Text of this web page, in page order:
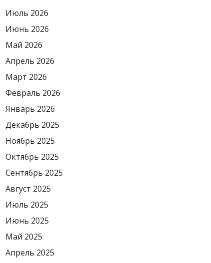
Июль 2026
Июнь 2026
Май 2026
Апрель 2026
Март 2026
Февраль 2026
Январь 2026
Декабрь 2025
Ноябрь 2025
Октябрь 2025
Сентябрь 2025
Август 2025
Июль 2025
Июнь 2025
Май 2025
Апрель 2025